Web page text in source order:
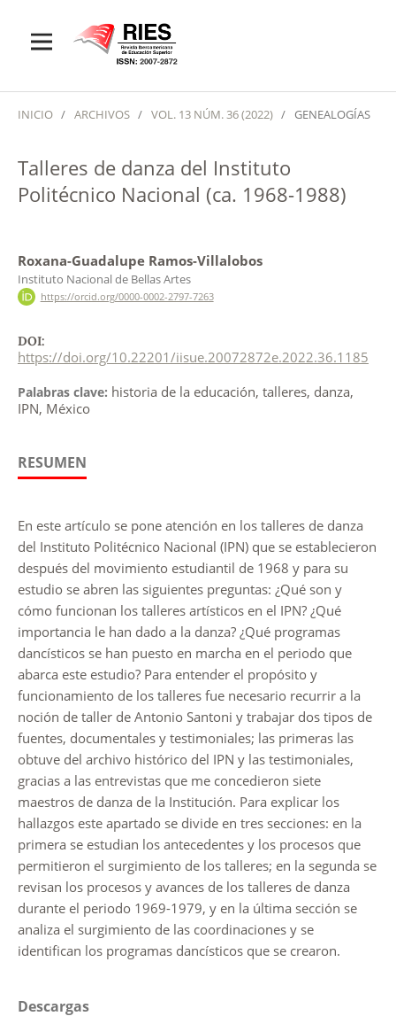
INICIO / ARCHIVOS / VOL. 13 NÚM. 36 (2022) / GENEALOGÍAS
Talleres de danza del Instituto
Politécnico Nacional (ca. 1968-1988)
Roxana-Guadalupe Ramos-Villalobos
Instituto Nacional de Bellas Artes
https://orcid.org/0000-0002-2797-7263
DOI:
https://doi.org/10.22201/iisue.20072872e.2022.36.1185
Palabras clave: historia de la educación, talleres, danza,
IPN, México
RESUMEN
En este artículo se pone atención en los talleres de danza
del Instituto Politécnico Nacional (IPN) que se establecieron
después del movimiento estudiantil de 1968 y para su
estudio se abren las siguientes preguntas: ¿Qué son y
cómo funcionan los talleres artísticos en el IPN? ¿Qué
importancia le han dado a la danza? ¿Qué programas
dancísticos se han puesto en marcha en el periodo que
abarca este estudio? Para entender el propósito y
funcionamiento de los talleres fue necesario recurrir a la
noción de taller de Antonio Santoni y trabajar dos tipos de
fuentes, documentales y testimoniales; las primeras las
obtuve del archivo histórico del IPN y las testimoniales,
gracias a las entrevistas que me concedieron siete
maestros de danza de la Institución. Para explicar los
hallazgos este apartado se divide en tres secciones: en la
primera se estudian los antecedentes y los procesos que
permitieron el surgimiento de los talleres; en la segunda se
revisan los procesos y avances de los talleres de danza
durante el periodo 1969-1979, y en la última sección se
analiza el surgimiento de las coordinaciones y se
identifican los programas dancísticos que se crearon.
Descargas